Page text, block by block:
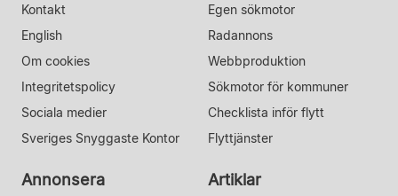
Kontakt
English
Om cookies
Integritetspolicy
Sociala medier
Sveriges Snyggaste Kontor
Egen sökmotor
Radannons
Webbproduktion
Sökmotor för kommuner
Checklista inför flytt
Flyttjänster
Annonsera Artiklar